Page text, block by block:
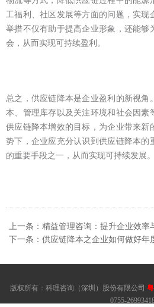
工福利、社区发展等方面的问题，实现
举措不仅有助于提高企业形象，还能够
会，从而实现可持续盈利。
总之，供应链降本是企业盈利的新视角
本、管理库存以及关注环境和社会因素
供应链降本增效的目标，为企业带来新
势下，企业应充分认识到供应链降本的
的重要手段之一，从而实现可持续发展。
上一条：精益管理咨询：提升企业效率
下一条：供应链降本之企业如何做好年
版权所有：科理咨询（深圳）股份有限公司
0755-